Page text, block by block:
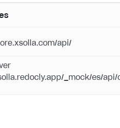
api/
_mock/es/api/